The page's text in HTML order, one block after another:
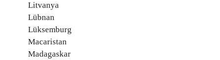
Litvanya
Lübnan
Lüksemburg
Macaristan
Madagaskar